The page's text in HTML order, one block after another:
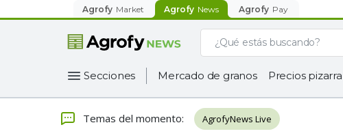
Agrofy Market Agrofy News Agrofy Pay
Secciones Mercado de granos Precios pizarra
Temas del momento: AgrofyNews Live